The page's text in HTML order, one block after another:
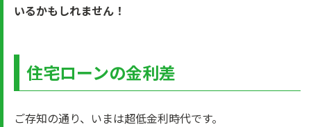
いるかもしれません！
住宅ローンの金利差
ご存知の通り、いまは超低金利時代です。